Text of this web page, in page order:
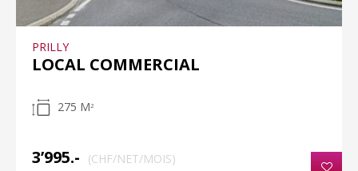
PRILLY
LOCAL COMMERCIAL
275 M 2
3’995.- (CHF/NET/MOIS)